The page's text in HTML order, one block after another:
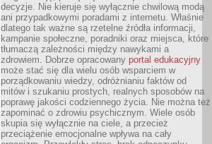
decyzje. Nie kieruje się wyłącznie chwilową modą
ani przypadkowymi poradami z internetu. Właśnie
dlatego tak ważne są rzetelne źródła informacji,
kampanie społeczne, poradniki oraz miejsca, które
tłumaczą zależności między nawykami a
zdrowiem. Dobrze opracowany portal edukacyjny
może stać się dla wielu osób wsparciem w
porządkowaniu wiedzy, odróżnianiu faktów od
mitów i szukaniu prostych, realnych sposobów na
poprawę jakości codziennego życia. Nie można też
zapominać o zdrowiu psychicznym. Wiele osób
skupia się wyłącznie na ciele, a przecież
przeciążenie emocjonalne wpływa na cały